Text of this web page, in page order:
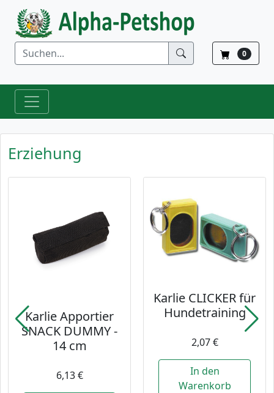
0
Erziehung
Karlie Apportier
SNACK DUMMY -
14 cm
6,13 €
Karlie CLICKER für
Hundetraining
2,07 €
In den
Warenkorb